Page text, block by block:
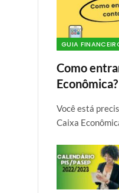
GUIA
Como
Econômica?
Você está
Caixa